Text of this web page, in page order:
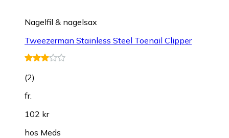
Nagelfil & nagelsax
Tweezerman Stainless Steel Toenail Clipper
(2)
fr.
102 kr
hos Meds